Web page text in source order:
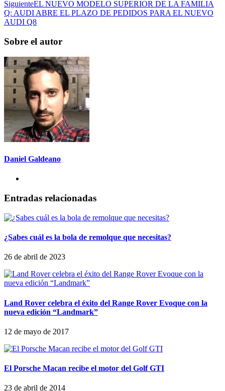
SiguienteEL NUEVO MODELO SUPERIOR DE LA FAMILIA
Q: AUDI ABRE EL PLAZO DE PEDIDOS PARA EL NUEVO
AUDI Q8
Sobre el autor
Daniel Galdeano
Entradas relacionadas
¿Sabes cuál es la bola de remolque que necesitas?
26 de abril de 2023
Land Rover celebra el éxito del Range Rover Evoque con la
nueva edición “Landmark”
12 de mayo de 2017
El Porsche Macan recibe el motor del Golf GTI
23 de abril de 2014